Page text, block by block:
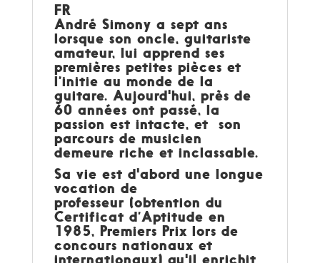
FR
André Simony a sept ans
lorsque son oncle, guitariste
amateur, lui apprend ses
premières petites pièces et
l’initie au monde de la
guitare. Aujourd'hui, près de
60 années ont passé, la
passion est intacte, et son
parcours de musicien
demeure riche et inclassable.
Sa vie est d'abord une longue
vocation de
professeur (obtention du
Certificat d’Aptitude en
1985, Premiers Prix lors de
concours nationaux et
internationaux) qu'il enrichit